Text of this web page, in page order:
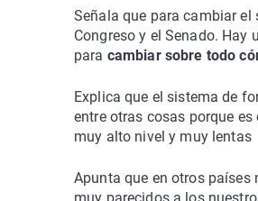
Señala que para cambiar el
Congreso y el Senado. Hay
para cambiar sobre todo
Explica que el sistema de
entre otras cosas porque
muy alto nivel y muy lentas
Apunta que en otros países